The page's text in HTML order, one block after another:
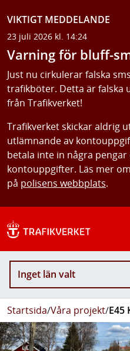
VIKTIGT MEDDELANDE
23 juli 2026 kl. 14:24
Varning för bluff-
Just nu cirkulerar falska
trafikböter. Detta är falska
från Trafikverket!
Trafikverket skickar aldrig
utlämnande av
betala inte in några
kontouppgifter. Läs mer
på polisens webbplats.
Inget län valt
Startsida/Våra projekt/E45